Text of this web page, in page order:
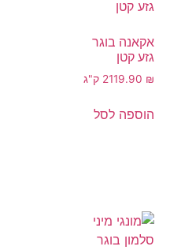
אקאנה בוגר
גזע קטן
119.90 ₪ 2 ק"ג
הוספה לסל